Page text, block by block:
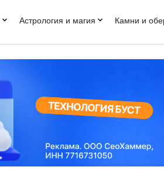
Астрология и магия Камни и